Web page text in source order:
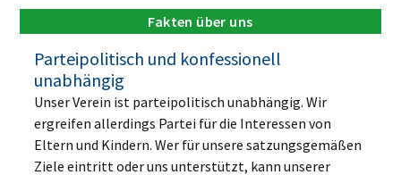
Fakten über uns
Parteipolitisch und konfessionell
unabhängig
Unser Verein ist parteipolitisch unabhängig. Wir
ergreifen allerdings Partei für die Interessen von
Eltern und Kindern. Wer für unsere satzungsgemäßen
Ziele eintritt oder uns unterstützt, kann unserer